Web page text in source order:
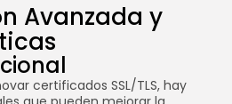
Avanzada y
certificados SSL/TLS, hay